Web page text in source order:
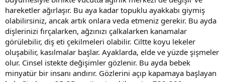
hareketler ağırlaşır. Bu aya kadar topuklu ayakkabı giymiş
olabilirsiniz, ancak artık onlara veda etmeniz gerekir. Bu ayda
dişlerinizi fırçalarken, ağzınızı çalkalarken kanamalar
görülebilir, diş eti çekilmeleri olabilir. Ciltte koyu lekeler
oluşabilir, kasılmalar başlar. Ayaklarda, elde ve yüzde şişmeler
olur. Cinsel istekte değişimler gözlenir. Bu ayda bebek
minyatür bir insanı andırır. Gözlerini açıp kapamaya başlayan